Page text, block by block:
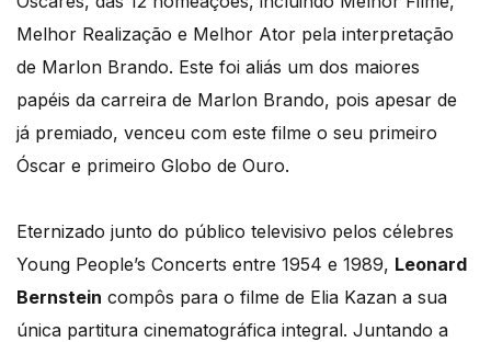
Melhor Realização e Melhor Ator pela interpretação
de Marlon Brando. Este foi aliás um dos maiores
papéis da carreira de Marlon Brando, pois apesar de
já premiado, venceu com este filme o seu primeiro
Óscar e primeiro Globo de Ouro.
Eternizado junto do público televisivo pelos célebres
Young People’s Concerts entre 1954 e 1989, Leonard
Bernstein compôs para o filme de Elia Kazan a sua
única partitura cinematográfica integral. Juntando a